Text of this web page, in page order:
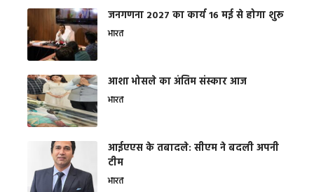
जनगणना 2027 का कार्य 16 मई से होगा शुरू
भारत
आशा भोसले का अंतिम संस्कार आज
भारत
आईएएस के तबादले: सीएम ने बदली अपनी
टीम
भारत